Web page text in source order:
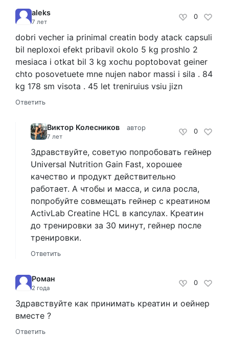
aleks
7 лет
0
dobri vecher ia prinimal creatin body atack capsuli
bil neploxoi efekt pribavil okolo 5 kg proshlo 2
mesiaca i otkat bil 3 kg xochu poptobovat geiner
chto posovetuete mne nujen nabor massi i sila . 84
kg 178 sm visota . 45 let treniruius vsiu jizn
Ответить
Виктор Колесников автор
7 лет
0
Здравствуйте, советую попробовать гейнер
Universal Nutrition Gain Fast, хорошее
качество и продукт действительно
работает. А чтобы и масса, и сила росла,
попробуйте совмещать гейнер с креатином
ActivLab Creatine HCL в капсулах. Креатин
до тренировки за 30 минут, гейнер после
тренировки.
Ответить
Роман
2 года
0
Здравствуйте как принимать креатин и оейнер
вместе ?
Ответить